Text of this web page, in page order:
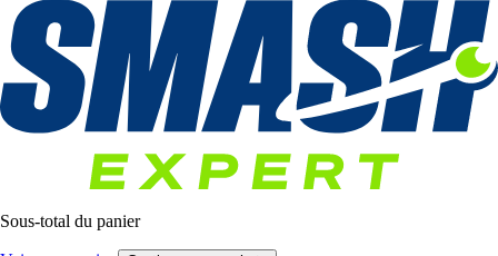
Sous-total du panier